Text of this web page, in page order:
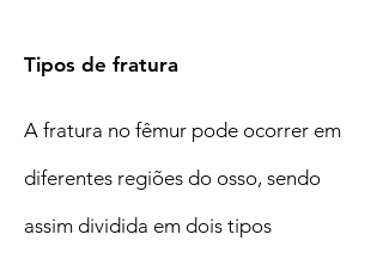
Tipos de fratura
A fratura no fêmur pode ocorrer em
diferentes regiões do osso, sendo
assim dividida em dois tipos